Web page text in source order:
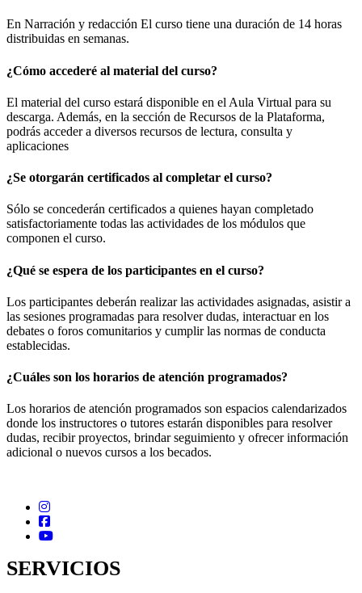
En Narración y redacción El curso tiene una duración de 14 horas
distribuidas en semanas.
¿Cómo accederé al material del curso?
El material del curso estará disponible en el Aula Virtual para su
descarga. Además, en la sección de Recursos de la Plataforma,
podrás acceder a diversos recursos de lectura, consulta y
aplicaciones
¿Se otorgarán certificados al completar el curso?
Sólo se concederán certificados a quienes hayan completado
satisfactoriamente todas las actividades de los módulos que
componen el curso.
¿Qué se espera de los participantes en el curso?
Los participantes deberán realizar las actividades asignadas, asistir a
las sesiones programadas para resolver dudas, interactuar en los
debates o foros comunitarios y cumplir las normas de conducta
establecidas.
¿Cuáles son los horarios de atención programados?
Los horarios de atención programados son espacios calendarizados
donde los instructores o tutores estarán disponibles para resolver
dudas, recibir proyectos, brindar seguimiento y ofrecer información
adicional o nuevos cursos a los becados.
SERVICIOS